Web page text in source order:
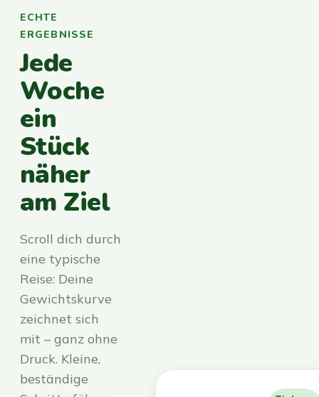
ECHTE
ERGEBNISSE
Jede
Woche
ein
Stück
näher
am Ziel
Scroll dich durch
eine typische
Reise: Deine
Gewichtskurve
zeichnet sich
mit – ganz ohne
Druck. Kleine,
beständige